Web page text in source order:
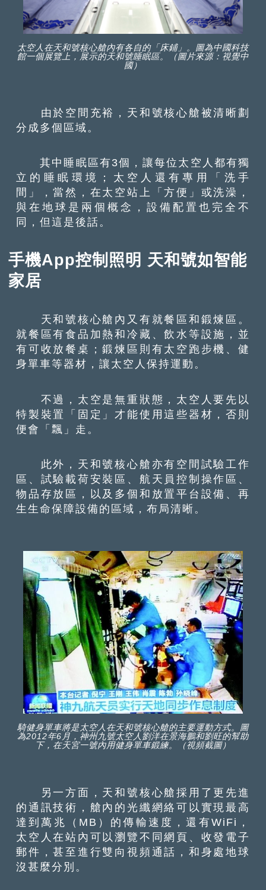
太空人在天和號核心艙內有各自的「床鋪」。圖為中國科技
館一個展覽上，展示的天和號睡眠區。（圖片來源：視覺中
國）
由於空間充裕，天和號核心艙被清晰劃
分成多個區域。
其中睡眠區有3個，讓每位太空人都有獨
立的睡眠環境；太空人還有專用「洗手
間」，當然，在太空站上「方便」或洗澡，
與在地球是兩個概念，設備配置也完全不
同，但這是後話。
手機App控制照明 天和號如智能
家居
天和號核心艙內又有就餐區和鍛煉區。
就餐區有食品加熱和冷藏、飲水等設施，並
有可收放餐桌；鍛煉區則有太空跑步機、健
身單車等器材，讓太空人保持運動。
不過，太空是無重狀態，太空人要先以
特製裝置「固定」才能使用這些器材，否則
便會「飄」走。
此外，天和號核心艙亦有空間試驗工作
區、試驗載荷安裝區、航天員控制操作區、
物品存放區，以及多個和放置平台設備、再
生生命保障設備的區域，布局清晰。
騎健身單車將是太空人在天和號核心艙的主要運動方式。圖
為2012年6月，神州九號太空人劉洋在景海鵬和劉旺的幫助
下，在天宮一號內用健身單車鍛練。（視頻截圖）
另一方面，天和號核心艙採用了更先進
的通訊技術，艙內的光纖網絡可以實現最高
達到萬兆（MB）的傳輸速度，還有WiFi，
太空人在站內可以瀏覽不同網頁、收發電子
郵件，甚至進行雙向視頻通話，和身處地球
沒甚麼分別。